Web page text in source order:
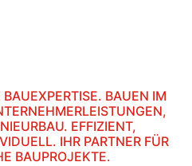
BAUEN IM
EFFIZIENT,
IHR PARTNER FÜR
BAUPROJEKTE.